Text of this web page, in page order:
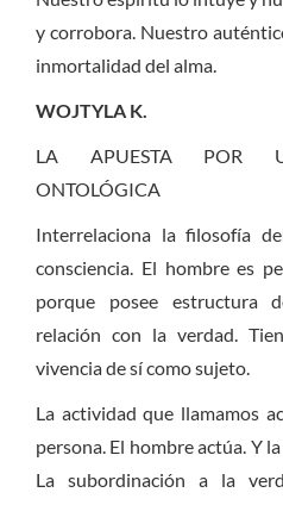
y corrobora. Nuestro
inmortalidad del alma.
WOJTYLA K.
LA APUESTA POR
ONTOLÓGICA
Interrelaciona la filosofía
consciencia. El hombre es
porque posee estructura
relación con la verdad.
vivencia de sí como sujeto.
La actividad que llamamos
persona. El hombre actúa. Y
La subordinación a la